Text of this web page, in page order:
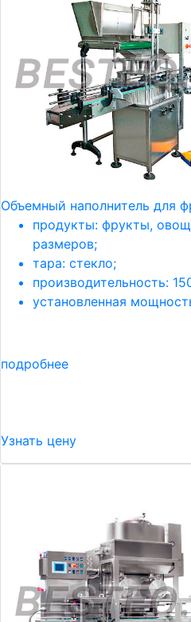
Объемный наполнитель для
продукты: фрукты,
размеров;
тара: стекло;
производительность:
установленная
подробнее
Узнать цену